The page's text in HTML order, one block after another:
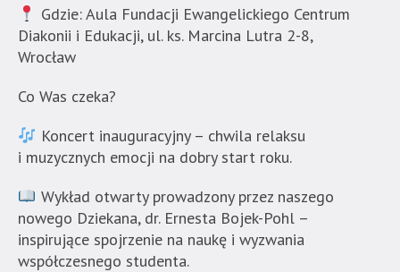
Naukach
Stosowanych".
Strona
wyposażona
menu
skiplinks
pozwalające
szybko
przechodzić
Gdzie: Aula Fundacji Ewangelickiego Centrum
Diakonii i Edukacji, ul. ks. Marcina Lutra 2-8,
Wrocław
Co Was czeka?
Koncert inauguracyjny – chwila relaksu
i muzycznych emocji na dobry start roku.
Wykład otwarty prowadzony przez naszego
nowego Dziekana, dr. Ernesta Bojek-Pohl –
inspirujące spojrzenie na naukę i wyzwania
współczesnego studenta.